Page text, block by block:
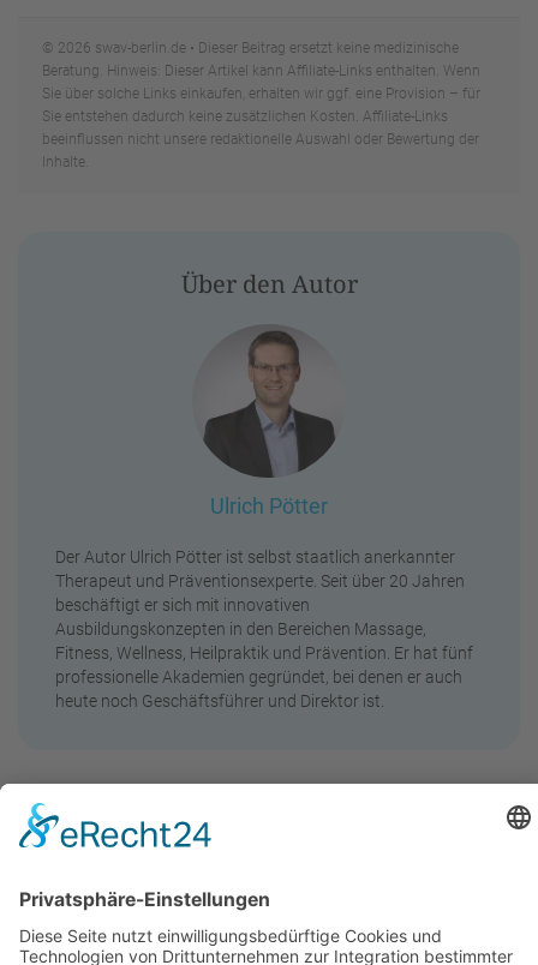
© 2026 swav-berlin.de • Dieser Beitrag ersetzt keine medizinische
Beratung. Hinweis: Dieser Artikel kann Affiliate-Links enthalten. Wenn
Sie über solche Links einkaufen, erhalten wir ggf. eine Provision – für
Sie entstehen dadurch keine zusätzlichen Kosten. Affiliate-Links
beeinflussen nicht unsere redaktionelle Auswahl oder Bewertung der
Inhalte.
Über den Autor
Ulrich Pötter
Der Autor Ulrich Pötter ist selbst staatlich anerkannter
Therapeut und Präventionsexperte. Seit über 20 Jahren
beschäftigt er sich mit innovativen
Ausbildungskonzepten in den Bereichen Massage,
Fitness, Wellness, Heilpraktik und Prävention. Er hat fünf
professionelle Akademien gegründet, bei denen er auch
heute noch Geschäftsführer und Direktor ist.
Wie wäre es mit ein paar
weiteren interessanten